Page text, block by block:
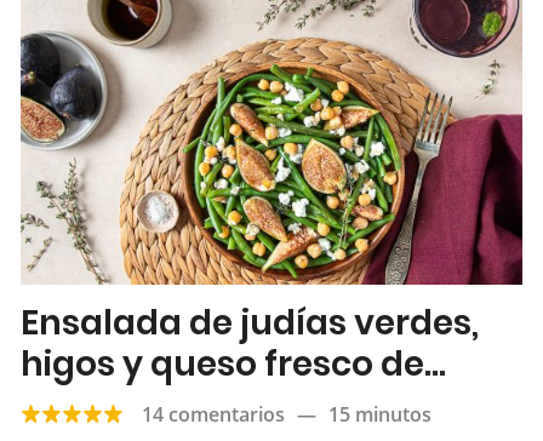
Ensalada de judías verdes,
higos y queso fresco de
cabra
14 comentarios — 15 minutos